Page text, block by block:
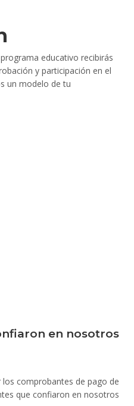
educativo recibirás
y participación en el
un modelo de tu
en nosotros
los comprobantes de pago de
que confiaron en nosotros